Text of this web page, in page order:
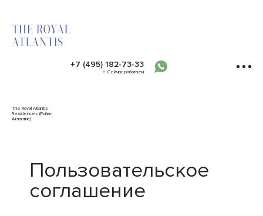
The Royal Atlantis
Residences (Ройал
Атлантис)
+7 (495) 182-73-33
Сейчас работаем
Пользовательское
соглашение